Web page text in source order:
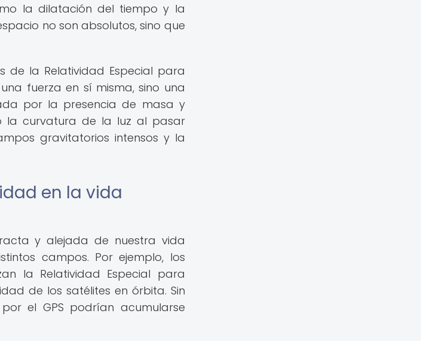
la dilatación del tiempo y la
no son absolutos, sino que
de la Relatividad Especial para
fuerza en sí misma, sino una
por la presencia de masa y
la curvatura de la luz al pasar
gravitatorios intensos y la
en la vida
y alejada de nuestra vida
campos. Por ejemplo, los
la Relatividad Especial para
de los satélites en órbita. Sin
el GPS podrían acumularse